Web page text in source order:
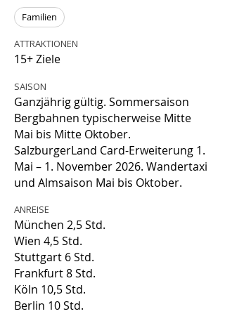
Familien
ATTRAKTIONEN
15+ Ziele
SAISON
Ganzjährig gültig. Sommersaison
Bergbahnen typischerweise Mitte
Mai bis Mitte Oktober.
SalzburgerLand Card-Erweiterung 1.
Mai – 1. November 2026. Wandertaxi
und Almsaison Mai bis Oktober.
ANREISE
München 2,5 Std.
Wien 4,5 Std.
Stuttgart 6 Std.
Frankfurt 8 Std.
Köln 10,5 Std.
Berlin 10 Std.